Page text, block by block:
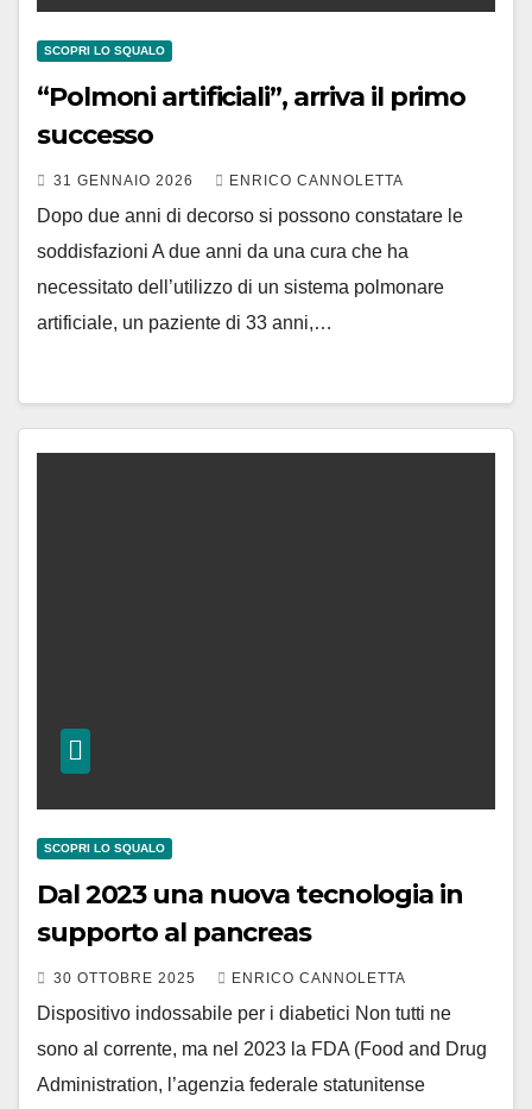
SCOPRI LO SQUALO
“Polmoni artificiali”, arriva il primo
successo
31 GENNAIO 2026 ENRICO CANNOLETTA
Dopo due anni di decorso si possono constatare le
soddisfazioni A due anni da una cura che ha
necessitato dell’utilizzo di un sistema polmonare
artificiale, un paziente di 33 anni,…
SCOPRI LO SQUALO
Dal 2023 una nuova tecnologia in
supporto al pancreas
30 OTTOBRE 2025 ENRICO CANNOLETTA
Dispositivo indossabile per i diabetici Non tutti ne
sono al corrente, ma nel 2023 la FDA (Food and Drug
Administration, l’agenzia federale statunitense